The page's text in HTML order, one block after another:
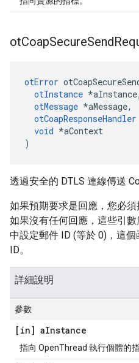
otCoapSecureSend
otError
otInstance *aInstance,
otMessage *aMessage,
otCoapResponseHandler
void *aContext
)
透過安全的 DTLS 連線傳送
如果預期要求是回應，您必須
如果沒有任何回應，這些引
中設定郵件 ID (等於 0)，這
ID。
詳細說明
參數
[in] aInstance
指向 OpenThread 執行個體的指